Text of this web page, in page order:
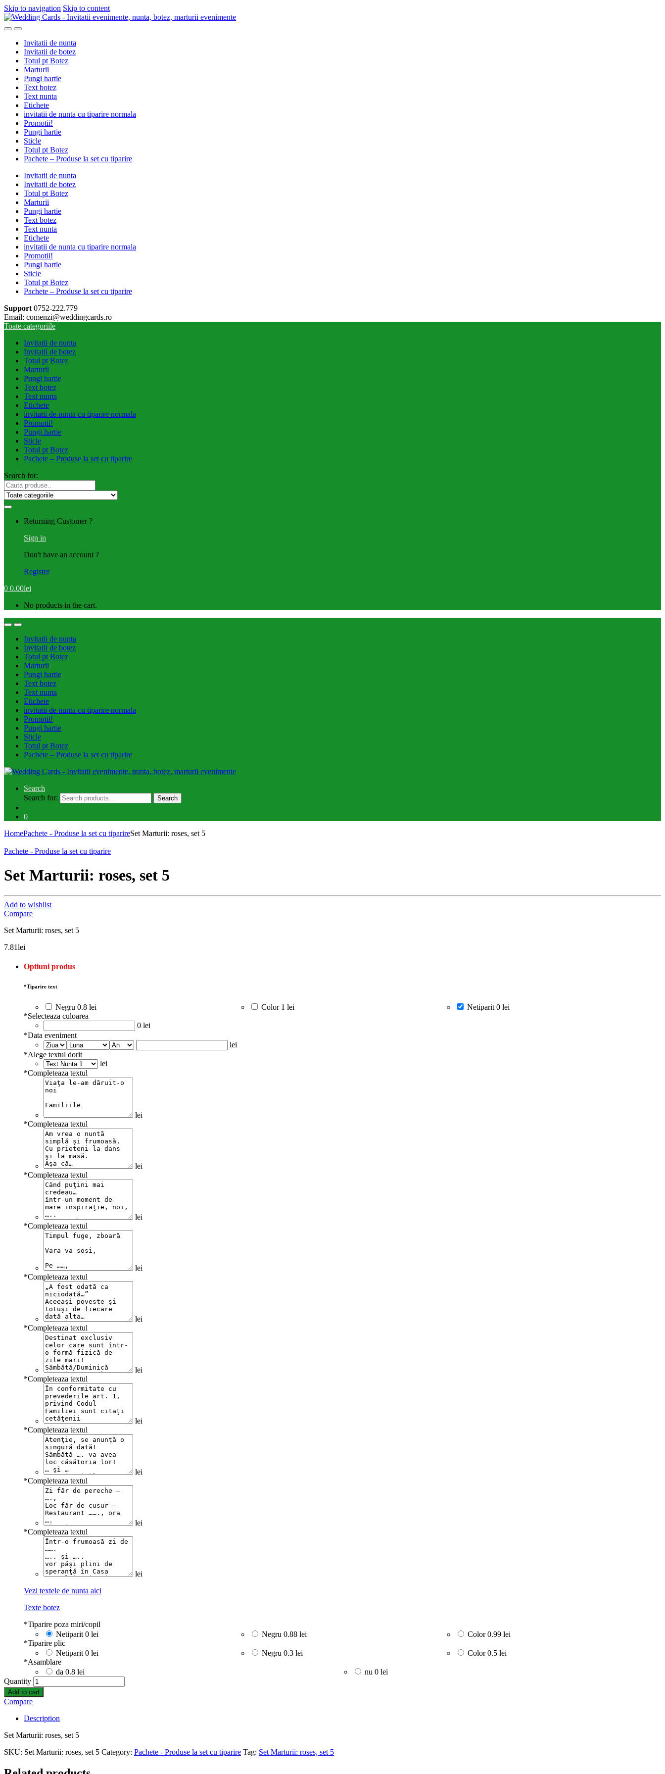
Skip to navigation Skip to content
Invitatii de nunta
Invitatii de botez
Totul pt Botez
Marturii
Pungi hartie
Text botez
Text nunta
Etichete
invitatii de nunta cu tiparire normala
Promotii!
Pungi hartie
Sticle
Totul pt Botez
Pachete – Produse la set cu tiparire
Invitatii de nunta
Invitatii de botez
Totul pt Botez
Marturii
Pungi hartie
Text botez
Text nunta
Etichete
invitatii de nunta cu tiparire normala
Promotii!
Pungi hartie
Sticle
Totul pt Botez
Pachete – Produse la set cu tiparire
Support 0752-222.779
Email: comenzi@weddingcards.ro
Toate categoriile
Invitatii de nunta
Invitatii de botez
Totul pt Botez
Marturii
Pungi hartie
Text botez
Text nunta
Etichete
invitatii de nunta cu tiparire normala
Promotii!
Pungi hartie
Sticle
Totul pt Botez
Pachete – Produse la set cu tiparire
Search for:
Returning Customer ?
Sign in
Don't have an account ?
Register
0 0.00lei
No products in the cart.
Invitatii de nunta
Invitatii de botez
Totul pt Botez
Marturii
Pungi hartie
Text botez
Text nunta
Etichete
invitatii de nunta cu tiparire normala
Promotii!
Pungi hartie
Sticle
Totul pt Botez
Pachete – Produse la set cu tiparire
Search
Search for:
Search
0
HomePachete - Produse la set cu tiparireSet Marturii: roses, set 5
Pachete - Produse la set cu tiparire
Set Marturii: roses, set 5
Add to wishlist
Compare
Set Marturii: roses, set 5
7.81lei
Optiuni produs
*Tiparire text
Negru 0.8 lei Color 1 lei Netiparit 0 lei
*Selecteaza culoarea
0 lei
*Data eveniment
lei
*Alege textul dorit
lei
*Completeaza textul
lei
*Completeaza textul
lei
*Completeaza textul
lei
*Completeaza textul
lei
*Completeaza textul
lei
*Completeaza textul
lei
*Completeaza textul
lei
*Completeaza textul
lei
*Completeaza textul
lei
*Completeaza textul
lei
Vezi textele de nunta aici
Texte botez
*Tiparire poza miri/copil
Netiparit 0 lei Negru 0.88 lei Color 0.99 lei
*Tiparire plic
Netiparit 0 lei Negru 0.3 lei Color 0.5 lei
*Asamblare
da 0.8 lei nu 0 lei
Quantity
Add to cart
Compare
Description
Set Marturii: roses, set 5
SKU: Set Marturii: roses, set 5 Category: Pachete - Produse la set cu tiparire Tag: Set Marturii: roses, set 5